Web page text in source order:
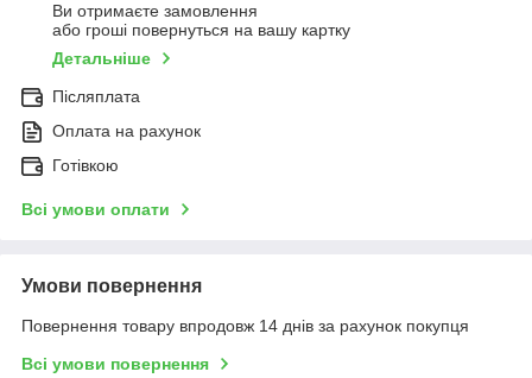
Ви отримаєте замовлення
або гроші повернуться на вашу картку
Детальніше
Післяплата
Оплата на рахунок
Готівкою
Всі умови оплати
Умови повернення
Повернення товару впродовж 14 днів за рахунок покупця
Всі умови повернення